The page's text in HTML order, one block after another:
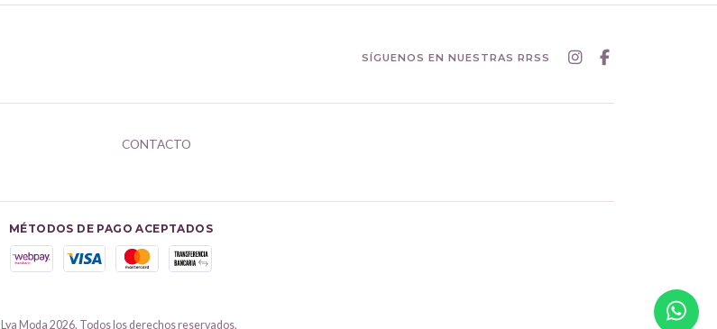
SÍGUENOS EN NUESTRAS RRSS
CONTACTO
MÉTODOS DE PAGO ACEPTADOS
Lya Moda 2026. Todos los derechos reservados.